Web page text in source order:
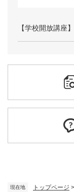
現在地 トップページ >
【学校開放講座